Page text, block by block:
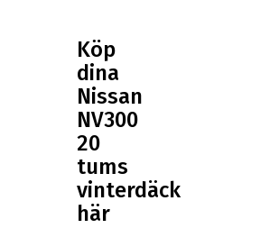
Köp
dina
Nissan
NV300
20
tums
vinterdäck
här